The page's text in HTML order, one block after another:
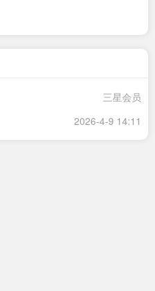
三星会员
2026-4-9 14:11